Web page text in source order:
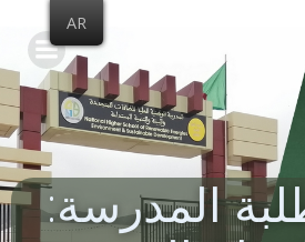
content
المدرسة:
AR